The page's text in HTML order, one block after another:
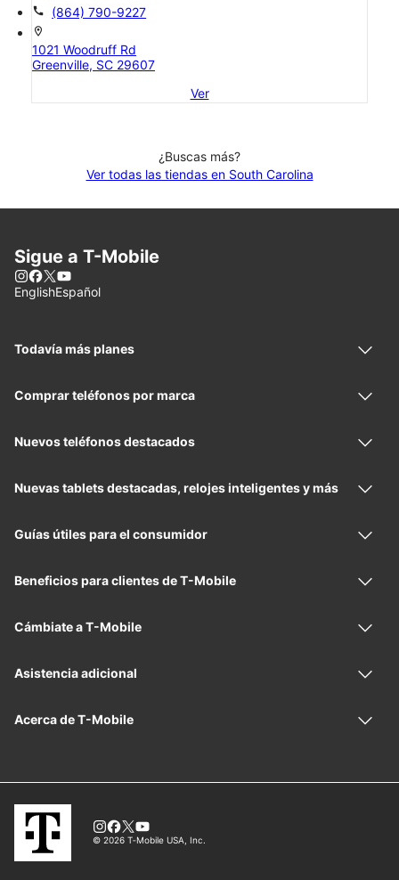
call (864) 790-9227
location_on
1021 Woodruff Rd
Greenville, SC 29607
Ver
¿Buscas más?
Ver todas las tiendas en South Carolina